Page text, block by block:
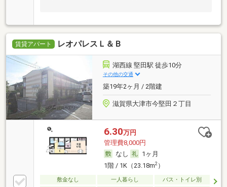
賃貸アパート レオパレスＬ＆Ｂ
湖西線 堅田駅 徒歩10分
その他の交通
築19年2ヶ月 / 2階建
滋賀県大津市今堅田２丁目
6.30万円
管理費8,000円
なし
1ヶ月
1階 / 1K（23.18m2）
敷金なし 一人暮らし バス・トイレ別